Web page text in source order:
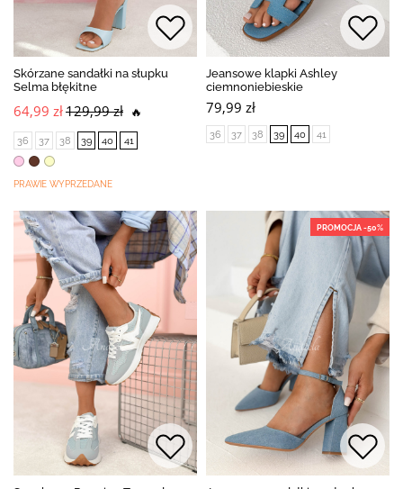
Skórzane sandałki na słupku
Selma błękitne
64,99 zł129,99 zł 🔥
36 37 38 39 40 41
PRAWIE WYPRZEDANE
Jeansowe klapki Ashley
ciemnoniebieskie
79,99 zł
36 37 38 39 40 41
PROMOCJA -50%